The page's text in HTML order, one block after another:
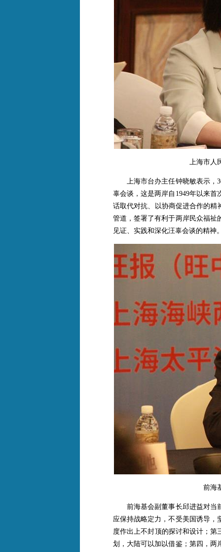
上海市人
上海市台办主任钟晓敏表示，30
辜会谈，这是两岸自1949年以来
话取代对抗、以协商促进合作的精
管道，签署了有利于两岸民众福祉
见证、实践和深化汪辜会谈的精神
前海
前海基会副董事长邱进益对当前
应保持战略定力，不受美国诱导，
度作出上不封顶的探讨和设计；第
划，大陆可以加以借鉴；第四，两